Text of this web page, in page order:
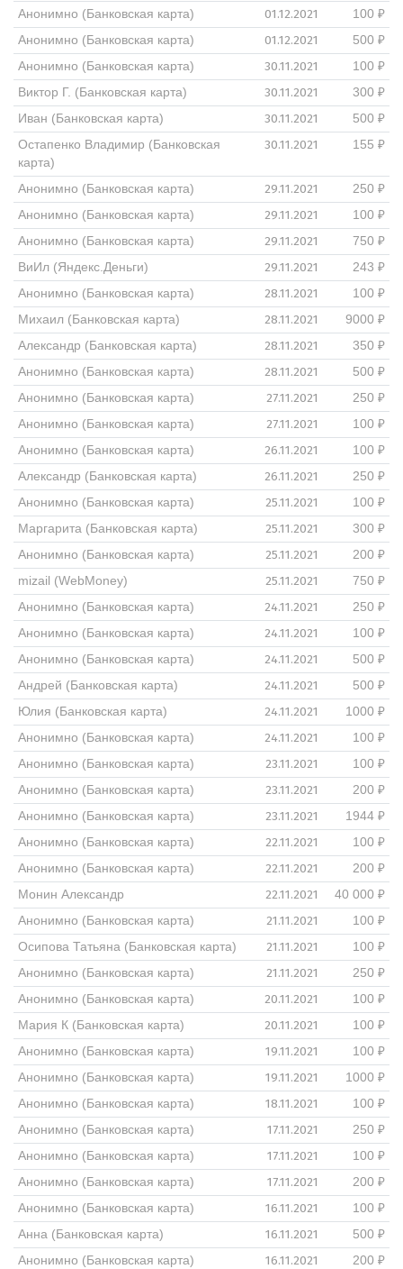
Анонимно (Банковская карта)
01.12.2021
100 ₽
Анонимно (Банковская карта)
01.12.2021
500 ₽
Анонимно (Банковская карта)
30.11.2021
100 ₽
Виктор Г. (Банковская карта)
30.11.2021
300 ₽
Иван (Банковская карта)
30.11.2021
500 ₽
Остапенко Владимир (Банковская
карта)
30.11.2021 155 ₽
Анонимно (Банковская карта) 29.11.2021
250 ₽
Анонимно (Банковская карта)
29.11.2021
100 ₽
Анонимно (Банковская карта)
29.11.2021
750 ₽
ВиИл (Яндекс.Деньги)
29.11.2021
243 ₽
Анонимно (Банковская карта)
28.11.2021
100 ₽
Михаил (Банковская карта)
28.11.2021
9000 ₽
Александр (Банковская карта)
28.11.2021
350 ₽
Анонимно (Банковская карта)
28.11.2021
500 ₽
Анонимно (Банковская карта)
27.11.2021
250 ₽
Анонимно (Банковская карта)
27.11.2021
100 ₽
Анонимно (Банковская карта)
26.11.2021
100 ₽
Александр (Банковская карта)
26.11.2021
250 ₽
Анонимно (Банковская карта)
25.11.2021
100 ₽
Маргарита (Банковская карта)
25.11.2021
300 ₽
Анонимно (Банковская карта)
25.11.2021
200 ₽
mizail (WebMoney)
25.11.2021
750 ₽
Анонимно (Банковская карта)
24.11.2021
250 ₽
Анонимно (Банковская карта)
24.11.2021
100 ₽
Анонимно (Банковская карта)
24.11.2021
500 ₽
Андрей (Банковская карта)
24.11.2021
500 ₽
Юлия (Банковская карта)
24.11.2021
1000 ₽
Анонимно (Банковская карта)
24.11.2021
100 ₽
Анонимно (Банковская карта)
23.11.2021
100 ₽
Анонимно (Банковская карта)
23.11.2021
200 ₽
Анонимно (Банковская карта)
23.11.2021
1944 ₽
Анонимно (Банковская карта)
22.11.2021
100 ₽
Анонимно (Банковская карта)
22.11.2021
200 ₽
Монин Александр
22.11.2021
40 000 ₽
Анонимно (Банковская карта)
21.11.2021
100 ₽
Осипова Татьяна (Банковская карта)
21.11.2021
100 ₽
Анонимно (Банковская карта)
21.11.2021
250 ₽
Анонимно (Банковская карта)
20.11.2021
100 ₽
Мария К (Банковская карта)
20.11.2021
100 ₽
Анонимно (Банковская карта)
19.11.2021
100 ₽
Анонимно (Банковская карта)
19.11.2021
1000 ₽
Анонимно (Банковская карта)
18.11.2021
100 ₽
Анонимно (Банковская карта)
17.11.2021
250 ₽
Анонимно (Банковская карта)
17.11.2021
100 ₽
Анонимно (Банковская карта)
17.11.2021
200 ₽
Анонимно (Банковская карта)
16.11.2021
100 ₽
Анна (Банковская карта)
16.11.2021
500 ₽
Анонимно (Банковская карта)
16.11.2021
200 ₽